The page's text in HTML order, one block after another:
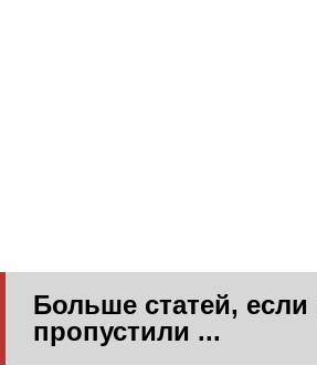
Больше статей,
пропустили ...